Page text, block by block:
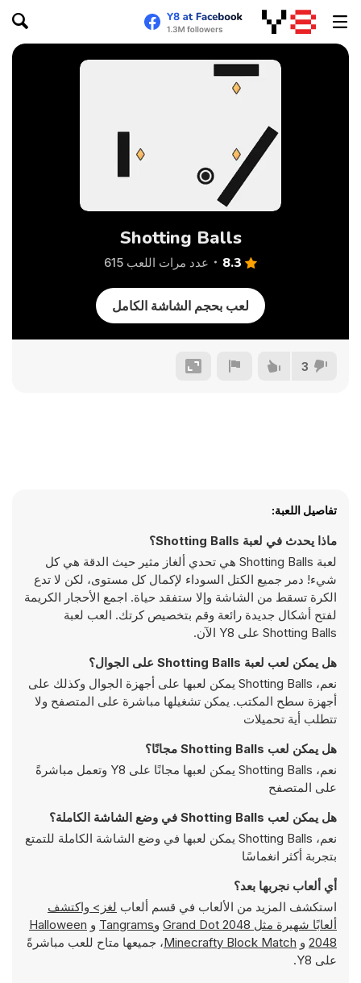
Shotting Balls
8.3 عدد مرات اللعب 615
لعب بحجم الشاشة الكامل
3
تفاصيل اللعبة:
ماذا يحدث في لعبة Shotting Balls؟
لعبة Shotting Balls هي تحدي ألغاز مثير حيث الدقة هي كل
شيء! دمر جميع الكتل السوداء لإكمال كل مستوى، لكن لا تدع
الكرة تسقط من الشاشة وإلا ستفقد حياة. اجمع الأحجار الكريمة
لفتح أشكال جديدة رائعة وقم بتخصيص كرتك. العب لعبة
Shotting Balls على Y8 الآن.
هل يمكن لعب لعبة Shotting Balls على الجوال؟
نعم، Shotting Balls يمكن لعبها على أجهزة الجوال وكذلك على
أجهزة سطح المكتب. يمكن تشغيلها مباشرة على المتصفح ولا
تتطلب أية تحميلات
هل يمكن لعب Shotting Balls مجانًا؟
نعم، Shotting Balls يمكن لعبها مجانًا على Y8 وتعمل مباشرةً
على المتصفح
هل يمكن لعب Shotting Balls في وضع الشاشة الكاملة؟
نعم، Shotting Balls يمكن لعبها في وضع الشاشة الكاملة للتمتع
بتجربة أكثر انغماسًا
أي ألعاب نجربها بعد؟
استكشف المزيد من الألعاب في قسم ألعاب
لغز> واكتشف
ألعابًا شهيرة مثل Grand Dot 2048 وTangrams و Halloween
2048 و Minecrafty Block Match، جميعها متاح للعب مباشرةً
على Y8.